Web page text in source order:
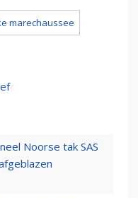
marechaussee
Noorse tak SAS